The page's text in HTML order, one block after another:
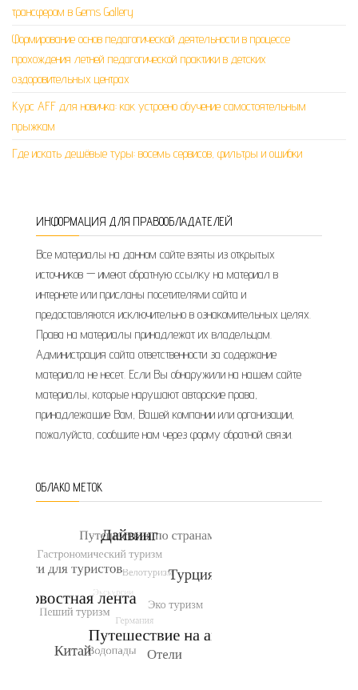
трансфером в Gems Gallery
Формирование основ педагогической деятельности в процессе
прохождения летней педагогической практики в детских
оздоровительных центрах
Курс AFF для новичка: как устроено обучение самостоятельным
прыжкам
Где искать дешёвые туры: восемь сервисов, фильтры и ошибки
ИНФОРМАЦИЯ ДЛЯ ПРАВООБЛАДАТЕЛЕЙ
Все материалы на данном сайте взяты из открытых
источников — имеют обратную ссылку на материал в
интернете или присланы посетителями сайта и
предоставляются исключительно в ознакомительных целях.
Права на материалы принадлежат их владельцам.
Администрация сайта ответственности за содержание
материала не несет. Если Вы обнаружили на нашем сайте
материалы, которые нарушают авторские права,
принадлежащие Вам, Вашей компании или организации,
пожалуйста, сообщите нам через форму обратной связи.
ОБЛАКО МЕТОК